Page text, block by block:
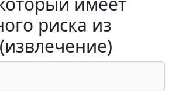
риска из